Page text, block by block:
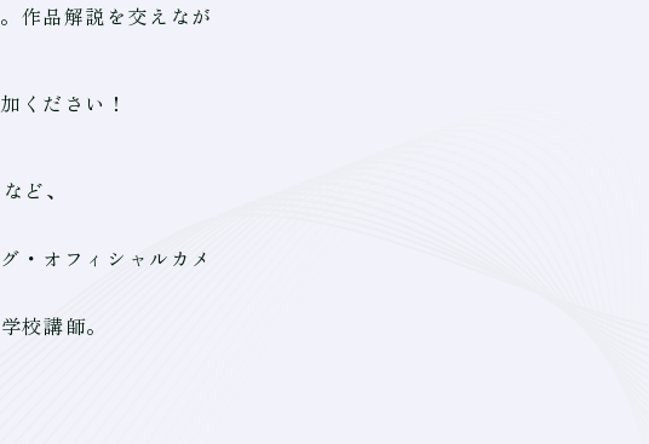
作品解説を交えなが
ください！
ど、
・オフィシャルカメ
校講師。